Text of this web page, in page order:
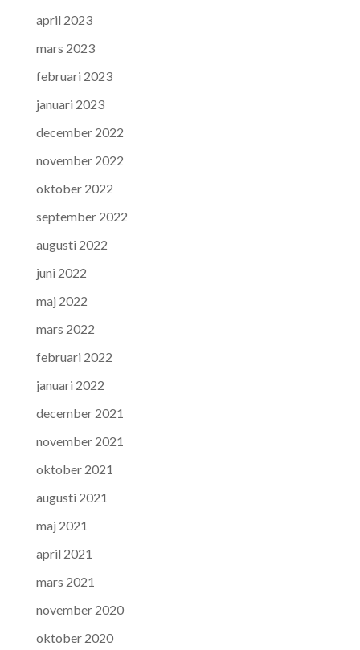
april 2023
mars 2023
februari 2023
januari 2023
december 2022
november 2022
oktober 2022
september 2022
augusti 2022
juni 2022
maj 2022
mars 2022
februari 2022
januari 2022
december 2021
november 2021
oktober 2021
augusti 2021
maj 2021
april 2021
mars 2021
november 2020
oktober 2020